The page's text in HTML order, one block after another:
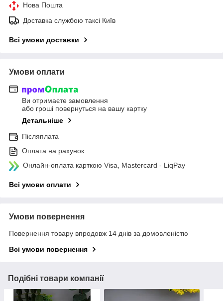
Нова Пошта
Доставка службою таксі Київ
Всі умови доставки
Умови оплати
Ви отримаєте замовлення
або гроші повернуться на вашу картку
Детальніше
Післяплата
Оплата на рахунок
Онлайн-оплата карткою Visa, Mastercard - LiqPay
Всі умови оплати
Умови повернення
Повернення товару впродовж 14 днів за домовленістю
Всі умови повернення
Подібні товари компанії